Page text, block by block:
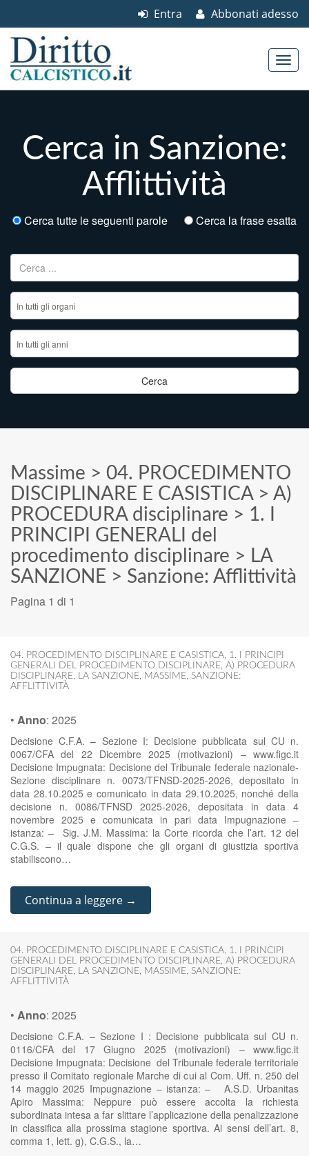
Abbonati adesso
Entra
Cerca in Sanzione:
Afflittività
Cerca tutte le seguenti parole Cerca la frase esatta
Ricerca per:
Massime > 04. PROCEDIMENTO
DISCIPLINARE E CASISTICA> A)
PROCEDURA disciplinare > 1. I
PRINCIPI GENERALI del
procedimento disciplinare > LA
SANZIONE > Sanzione: Afflittività
Pagina 1 di 1
04. PROCEDIMENTO DISCIPLINARE E CASISTICA, 1. I PRINCIPI
GENERALI DEL PROCEDIMENTO DISCIPLINARE, A) PROCEDURA
DISCIPLINARE, LA SANZIONE, MASSIME, SANZIONE:
AFFLITTIVITÀ
• Anno: 2025
Decisione C.F.A. – Sezione I: Decisione pubblicata sul CU n.
0067/CFA del 22 Dicembre 2025 (motivazioni) – www.figc.it
Decisione Impugnata: Decisione del Tribunale federale nazionale-
Sezione disciplinare n. 0073/TFNSD-2025-2026, depositato in
data 28.10.2025 e comunicato in data 29.10.2025, nonché della
decisione n. 0086/TFNSD 2025-2026, depositata in data 4
novembre 2025 e comunicata in pari data Impugnazione –
istanza: – Sig. J.M. Massima: la Corte ricorda che l’art. 12 del
C.G.S. – il quale dispone che gli organi di giustizia sportiva
stabiliscono…
Continua a leggere →
04. PROCEDIMENTO DISCIPLINARE E CASISTICA, 1. I PRINCIPI
GENERALI DEL PROCEDIMENTO DISCIPLINARE, A) PROCEDURA
DISCIPLINARE, LA SANZIONE, MASSIME, SANZIONE:
AFFLITTIVITÀ
• Anno: 2025
Decisione C.F.A. – Sezione I : Decisione pubblicata sul CU n.
0116/CFA del 17 Giugno 2025 (motivazioni) – www.figc.it
Decisione Impugnata: Decisione del Tribunale federale territoriale
presso il Comitato regionale Marche di cui al Com. Uff. n. 250 del
14 maggio 2025 Impugnazione – istanza: – A.S.D. Urbanitas
Apiro Massima: Neppure può essere accolta la richiesta
subordinata intesa a far slittare l’applicazione della penalizzazione
in classifica alla prossima stagione sportiva. Ai sensi dell’art. 8,
comma 1, lett. g), C.G.S., la…